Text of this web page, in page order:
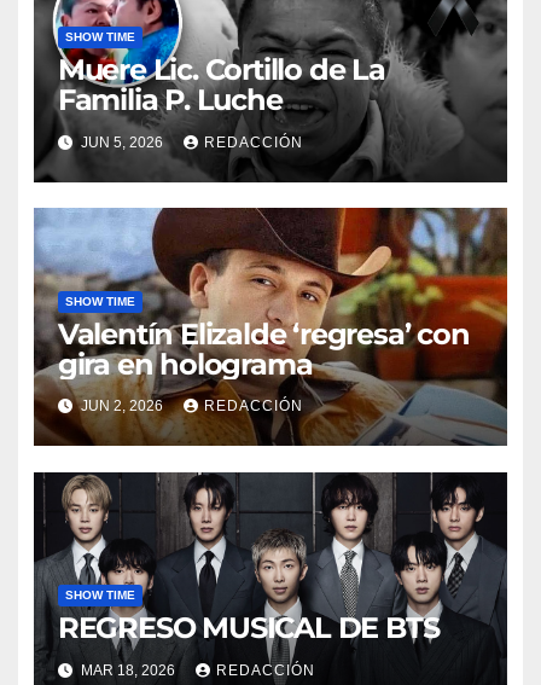
SHOW TIME
Muere Lic. Cortillo de La
Familia P. Luche
JUN 5, 2026 REDACCIÓN
SHOW TIME
Valentín Elizalde ‘regresa’ con
gira en holograma
JUN 2, 2026 REDACCIÓN
SHOW TIME
REGRESO MUSICAL DE BTS
MAR 18, 2026 REDACCIÓN